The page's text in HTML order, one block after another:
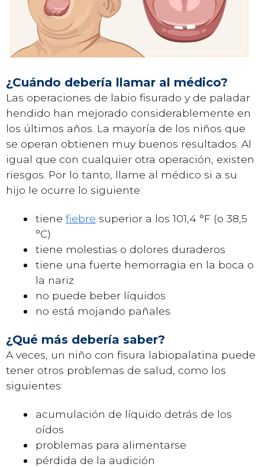
¿Cuándo debería llamar al médico?
Las operaciones de labio fisurado y de paladar
hendido han mejorado considerablemente en
los últimos años. La mayoría de los niños que
se operan obtienen muy buenos resultados. Al
igual que con cualquier otra operación, existen
riesgos. Por lo tanto, llame al médico si a su
hijo le ocurre lo siguiente:
tiene fiebre superior a los 101,4 °F (o 38,5
°C)
tiene molestias o dolores duraderos
tiene una fuerte hemorragia en la boca o
la nariz
no puede beber líquidos
no está mojando pañales
¿Qué más debería saber?
A veces, un niño con fisura labiopalatina puede
tener otros problemas de salud, como los
siguientes:
acumulación de líquido detrás de los
oídos
problemas para alimentarse
pérdida de la audición